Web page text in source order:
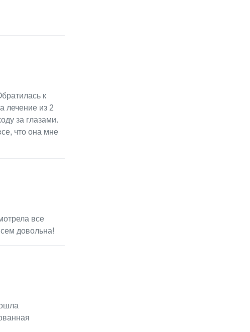
к
лечение из 2
за глазами.
что она мне
все
довольна!